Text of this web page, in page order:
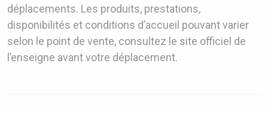
déplacements. Les produits, prestations,
disponibilités et conditions d’accueil pouvant varier
selon le point de vente, consultez le site officiel de
l’enseigne avant votre déplacement.